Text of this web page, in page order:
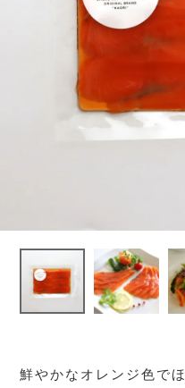
鮮やかなオレンジ色で